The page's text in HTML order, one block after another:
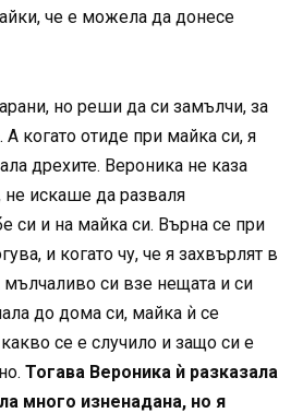
че е можела да донесе
но реши да си замълчи, за
А когато отиде при майка си, я
дрехите. Вероника не каза
искаше да разваля
си и на майка си. Върна се при
и когато чу, че я захвърлят в
мълчаливо си взе нещата и си
до дома си, майка ѝ се
се е случило и защо си е
Тогава Вероника ѝ разказала
много изненадана, но я